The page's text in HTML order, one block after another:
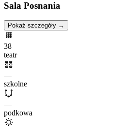
Sala Posnania
Pokaż szczegóły →
38
teatr
—
szkolne
—
podkowa